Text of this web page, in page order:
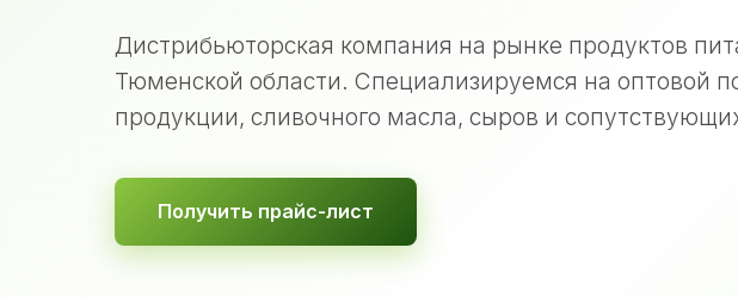
Дистрибьюторская компания на рынке продуктов
Тюменской области. Специализируемся на оптовой
продукции, сливочного масла, сыров и
Получить прайс-лист